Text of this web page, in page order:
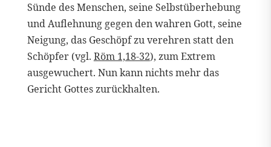
Sünde des Menschen, seine Selbstüberhebung
und Auflehnung gegen den wahren Gott, seine
Neigung, das Geschöpf zu verehren statt den
Schöpfer (vgl. Röm 1,18-32), zum Extrem
ausgewuchert. Nun kann nichts mehr das
Gericht Gottes zurückhalten.